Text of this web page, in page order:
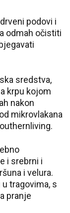
podovi i
odmah očistiti
sredstva,
krpu kojom
nakon
mikrovlakana
i srebrni i
i velura.
tragovima, s
pranje